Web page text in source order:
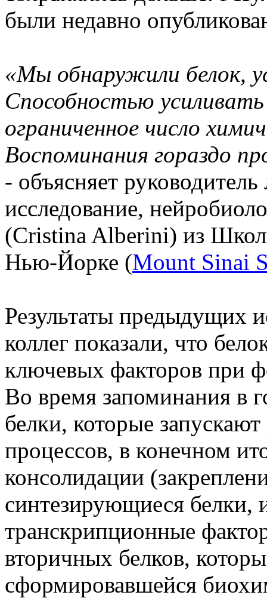
были недавно
«Мы обнаружили белок,
Способностью
ограниченное число
Воспоминания гораздо
- объясняет
исследование,
(Cristina Alberini) из
Нью-Йорке (Mount Sinai
Результаты предыдущих
коллег показали, что
ключевых факторов при
Во время запоминания в
белки, которые
процессов, в конечном
консолидации
синтезирующиеся белки,
транскрипционные
вторичных белков,
сформировавшейся